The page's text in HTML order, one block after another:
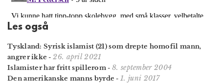
Les også
Tyskland: Syrisk islamist (21) som drepte homofil mann,
angrer ikke -26. april 2021
Islamister har fritt spillerom - 8. september 2004
Den amerikanske manns byrde -1. juni 2017